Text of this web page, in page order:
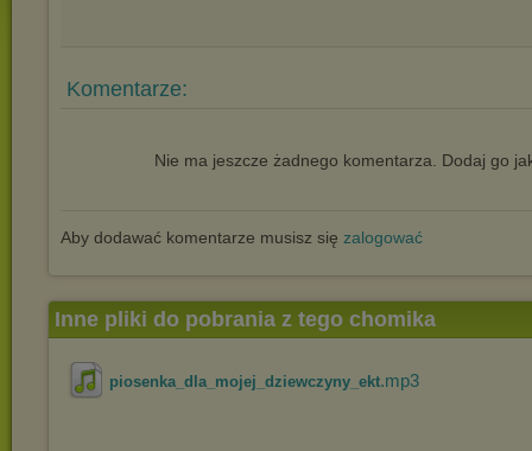
Komentarze:
Nie ma jeszcze żadnego komentarza. Dodaj go
Aby dodawać komentarze musisz się zalogować
Inne pliki do pobrania z tego chomika
piosenka_dla_mojej_dziewczyny_ekt.mp3